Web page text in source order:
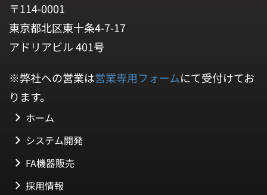
〒114-0001
東京都北区東十条4-7-17
アドリアビル 401号
※弊社への営業は営業専用フォームにて受付けてお
ります。
ホーム
システム開発
FA機器販売
採用情報